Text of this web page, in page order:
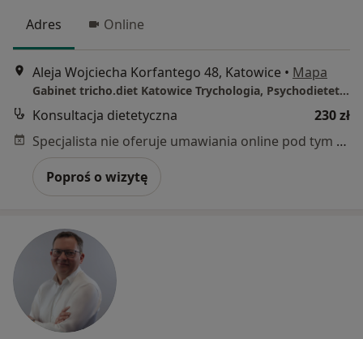
Adres Online
Aleja Wojciecha Korfantego 48, Katowice • Mapa
Gabinet tricho.diet Katowice Trychologia, Psychodietetyka, Dietetyka
Konsultacja dietetyczna
230 zł
Specjalista nie oferuje umawiania online pod tym adresem.
Poproś o wizytę